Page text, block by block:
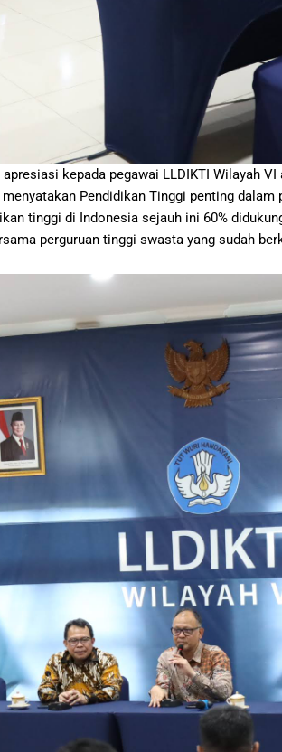
kepada pegawai LLDIKTI Wilayah
Pendidikan Tinggi penting
tinggi di Indonesia sejauh ini 60%
perguruan tinggi swasta yang sudah